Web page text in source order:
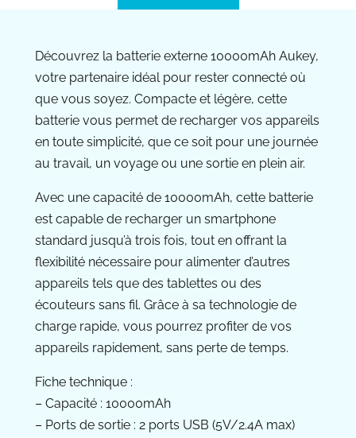
Découvrez la batterie externe 10000mAh Aukey,
votre partenaire idéal pour rester connecté où
que vous soyez. Compacte et légère, cette
batterie vous permet de recharger vos appareils
en toute simplicité, que ce soit pour une journée
au travail, un voyage ou une sortie en plein air.
Avec une capacité de 10000mAh, cette batterie
est capable de recharger un smartphone
standard jusqu’à trois fois, tout en offrant la
flexibilité nécessaire pour alimenter d’autres
appareils tels que des tablettes ou des
écouteurs sans fil. Grâce à sa technologie de
charge rapide, vous pourrez profiter de vos
appareils rapidement, sans perte de temps.
Fiche technique :
– Capacité : 10000mAh
– Ports de sortie : 2 ports USB (5V/2.4A max)